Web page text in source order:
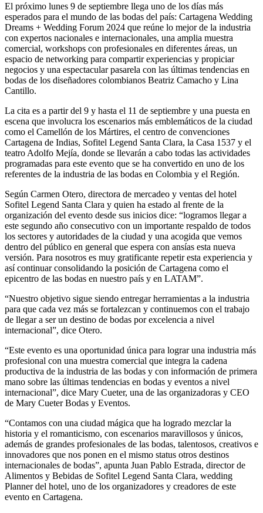
El próximo lunes 9 de septiembre llega uno de los días más
esperados para el mundo de las bodas del país: Cartagena Wedding
Dreams + Wedding Forum 2024 que reúne lo mejor de la industria
con expertos nacionales e internacionales, una amplia muestra
comercial, workshops con profesionales en diferentes áreas, un
espacio de networking para compartir experiencias y propiciar
negocios y una espectacular pasarela con las últimas tendencias en
bodas de los diseñadores colombianos Beatriz Camacho y Lina
Cantillo.
La cita es a partir del 9 y hasta el 11 de septiembre y una puesta en
escena que involucra los escenarios más emblemáticos de la ciudad
como el Camellón de los Mártires, el centro de convenciones
Cartagena de Indias, Sofitel Legend Santa Clara, la Casa 1537 y el
teatro Adolfo Mejía, donde se llevarán a cabo todas las actividades
programadas para este evento que se ha convertido en uno de los
referentes de la industria de las bodas en Colombia y el Región.
Según Carmen Otero, directora de mercadeo y ventas del hotel
Sofitel Legend Santa Clara y quien ha estado al frente de la
organización del evento desde sus inicios dice: “logramos llegar a
este segundo año consecutivo con un importante respaldo de todos
los sectores y autoridades de la ciudad y una acogida que vemos
dentro del público en general que espera con ansías esta nueva
versión. Para nosotros es muy gratificante repetir esta experiencia y
así continuar consolidando la posición de Cartagena como el
epicentro de las bodas en nuestro país y en LATAM”.
“Nuestro objetivo sigue siendo entregar herramientas a la industria
para que cada vez más se fortalezcan y continuemos con el trabajo
de llegar a ser un destino de bodas por excelencia a nivel
internacional”, dice Otero.
“Este evento es una oportunidad única para lograr una industria más
profesional con una muestra comercial que integra la cadena
productiva de la industria de las bodas y con información de primera
mano sobre las últimas tendencias en bodas y eventos a nivel
internacional”, dice Mary Cueter, una de las organizadoras y CEO
de Mary Cueter Bodas y Eventos.
“Contamos con una ciudad mágica que ha logrado mezclar la
historia y el romanticismo, con escenarios maravillosos y únicos,
además de grandes profesionales de las bodas, talentosos, creativos e
innovadores que nos ponen en el mismo status otros destinos
internacionales de bodas”, apunta Juan Pablo Estrada, director de
Alimentos y Bebidas de Sofitel Legend Santa Clara, wedding
Planner del hotel, uno de los organizadores y creadores de este
evento en Cartagena.